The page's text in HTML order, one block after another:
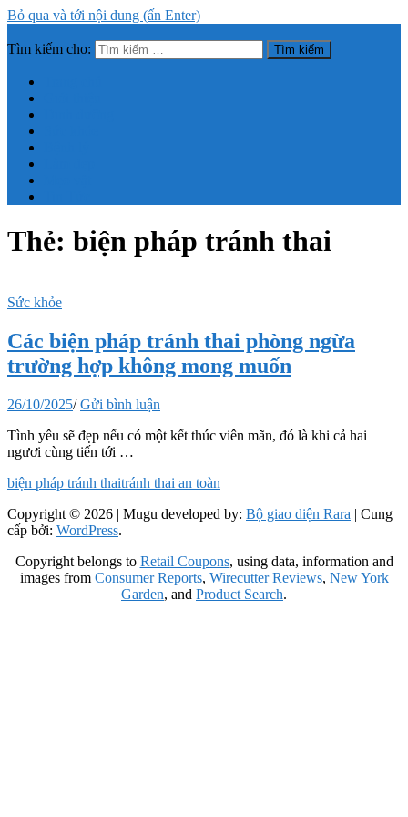
Bỏ qua và tới nội dung (ấn Enter)
Trang thông tin tổng hợp về sức khỏe, làm đẹp
Tìm kiếm cho:
Thẻ: biện pháp tránh thai
Sức khỏe
Các biện pháp tránh thai phòng ngừa
trường hợp không mong muốn
26/10/2025/Gửi bình luận
Tình yêu sẽ đẹp nếu có một kết thúc viên mãn, đó là khi cả hai
ngươi cùng tiến tới …
biện pháp tránh thaitránh thai an toàn
Copyright © 2026 | Mugu developed by: Bộ giao diện Rara | Cung
cấp bởi: WordPress.
Copyright belongs to Retail Coupons, using data, information and
images from Consumer Reports, Wirecutter Reviews, New York
Garden, and Product Search.